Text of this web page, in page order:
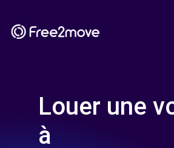
Louer une
à